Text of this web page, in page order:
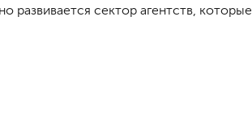
развивается сектор агентств, которые